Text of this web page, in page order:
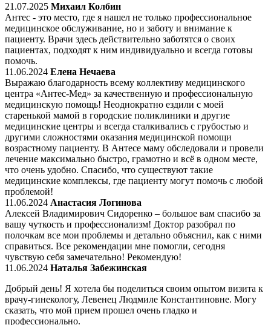
21.07.2025 Михаил Колбин
Антес - это место, где я нашел не только профессиональное
медицинское обслуживание, но и заботу и внимание к
пациенту. Врачи здесь действительно заботятся о своих
пациентах, подходят к ним индивидуально и всегда готовы
помочь.
11.06.2024 Елена Нечаева
Выражаю благодарность всему коллективу медицинского
центра «Антес-Мед» за качественную и профессиональную
медицинскую помощь! Неоднократно ездили с моей
старенькой мамой в городские поликлиники и другие
медицинские центры и всегда сталкивались с грубостью и
другими сложностями оказания медицинской помощи
возрастному пациенту. В Антесе маму обследовали и провели
лечение максимально быстро, грамотно и всё в одном месте,
что очень удобно. Спасибо, что существуют такие
медицинские комплексы, где пациенту могут помочь с любой
проблемой!
11.06.2024 Анастасия Логинова
Алексей Владимирович Сидоренко – большое вам спасибо за
вашу чуткость и профессионализм! Доктор разобрал по
полочкам все мои проблемы и детально объяснил, как с ними
справиться. Все рекомендации мне помогли, сегодня
чувствую себя замечательно! Рекомендую!
11.06.2024 Наталья Забежинская
Добрый день! Я хотела бы поделиться своим опытом визита к
врачу-гинекологу, Левенец Людмиле Константиновне. Могу
сказать, что мой прием прошел очень гладко и
профессионально.